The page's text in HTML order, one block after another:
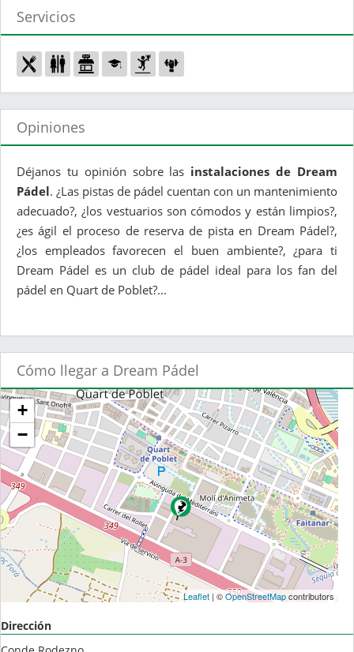
Servicios
Opiniones
Déjanos tu opinión sobre las instalaciones de Dream
Pádel. ¿Las pistas de pádel cuentan con un mantenimiento
adecuado?, ¿los vestuarios son cómodos y están limpios?,
¿es ágil el proceso de reserva de pista en Dream Pádel?,
¿los empleados favorecen el buen ambiente?, ¿para ti
Dream Pádel es un club de pádel ideal para los fan del
pádel en Quart de Poblet?...
Cómo llegar a Dream Pádel
+
−
Leaflet| ©OpenStreetMapcontributors
Dirección